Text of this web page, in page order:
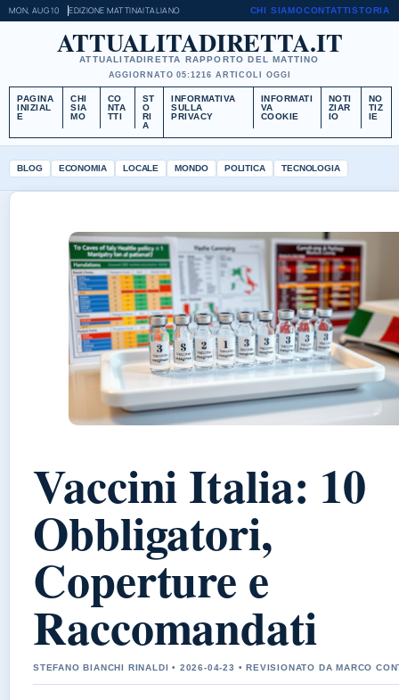
MON, AUG 10 EDIZIONE MATTINAITALIANO CHI SIAMOCONTATTISTORIA
ATTUALITADIRETTA.IT
ATTUALITADIRETTA RAPPORTO DEL MATTINO
AGGIORNATO 05:1216 ARTICOLI OGGI
PAGINA
INIZIAL
E
CHI
SIA
MO
CO
NTA
TTI
ST
O
RI
A
INFORMATIVA
SULLA
PRIVACY
INFORMATI
VA
COOKIE
NOTI
ZIAR
IO
NO
TIZ
IE
BLOG ECONOMIA LOCALE MONDO POLITICA TECNOLOGIA
Vaccini Italia: 10
Obbligatori,
Coperture e
Raccomandati
STEFANO BIANCHI RINALDI • 2026-04-23 • REVISIONATO DA MARCO